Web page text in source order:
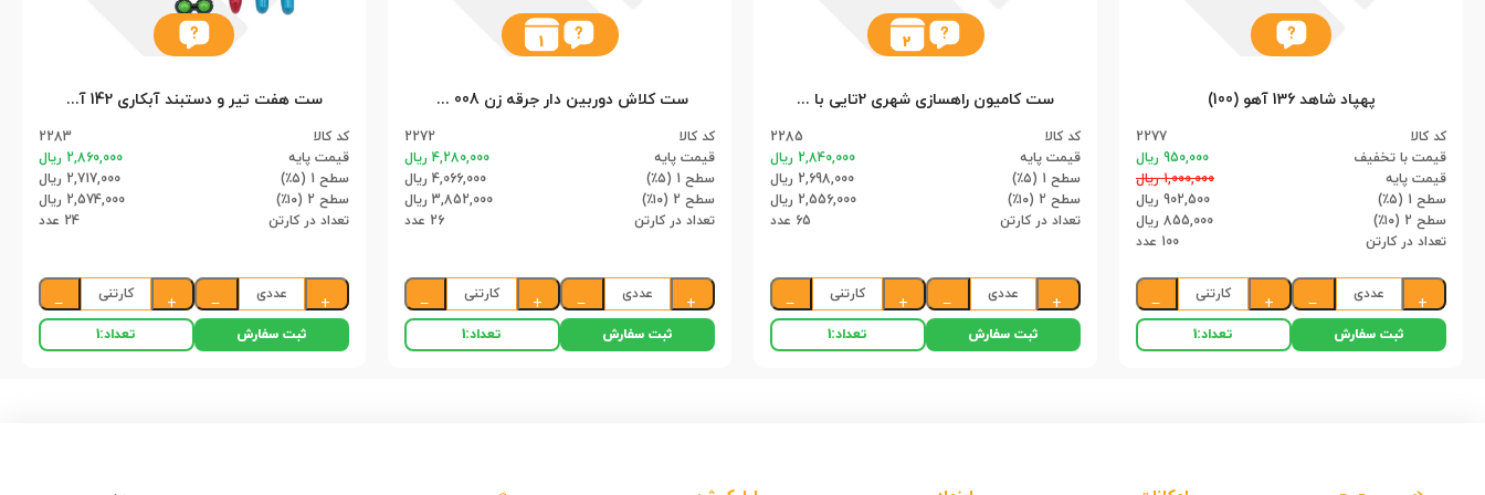
پهپاد شاهد 136 آهو (100)
کد کالا
2277
قیمت با تخفیف
950,000 ریال
قیمت پایه
1,000,000 ریال
سطح 1 (۵٪)
902,500 ریال
سطح 2 (۱۰٪)
855,000 ریال
تعداد در کارتن
100 عدد
+
عددی
−
+
کارتنی
−
ثبت سفارش تعداد:1
2
ست کامیون راهسازی شهری 2تایی با چراغ راهنمایی 9865 سلفونی (65)
کد کالا
2285
قیمت پایه
2,840,000 ریال
سطح 1 (۵٪)
2,698,000 ریال
سطح 2 (۱۰٪)
2,556,000 ریال
تعداد در کارتن
65 عدد
+
عددی
−
+
کارتنی
−
ثبت سفارش تعداد:1
1
ست کلاش دوربین دار جرقه زن 008 آهو (26)
کد کالا
2272
قیمت پایه
4,280,000 ریال
سطح 1 (۵٪)
4,066,000 ریال
سطح 2 (۱۰٪)
3,852,000 ریال
تعداد در کارتن
26 عدد
+
عددی
−
+
کارتنی
−
ثبت سفارش تعداد:1
ست هفت تیر و دستبند آبکاری 142 آهو (24)
کد کالا
2283
قیمت پایه
2,860,000 ریال
سطح 1 (۵٪)
2,717,000 ریال
سطح 2 (۱۰٪)
2,574,000 ریال
تعداد در کارتن
24 عدد
+
عددی
−
+
کارتنی
−
ثبت سفارش تعداد:1